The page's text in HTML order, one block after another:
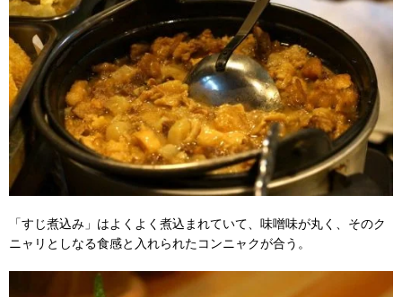
「すじ煮込み」はよくよく煮込まれていて、味噌味が丸く、そのク
ニャリとしなる食感と入れられたコンニャクが合う。